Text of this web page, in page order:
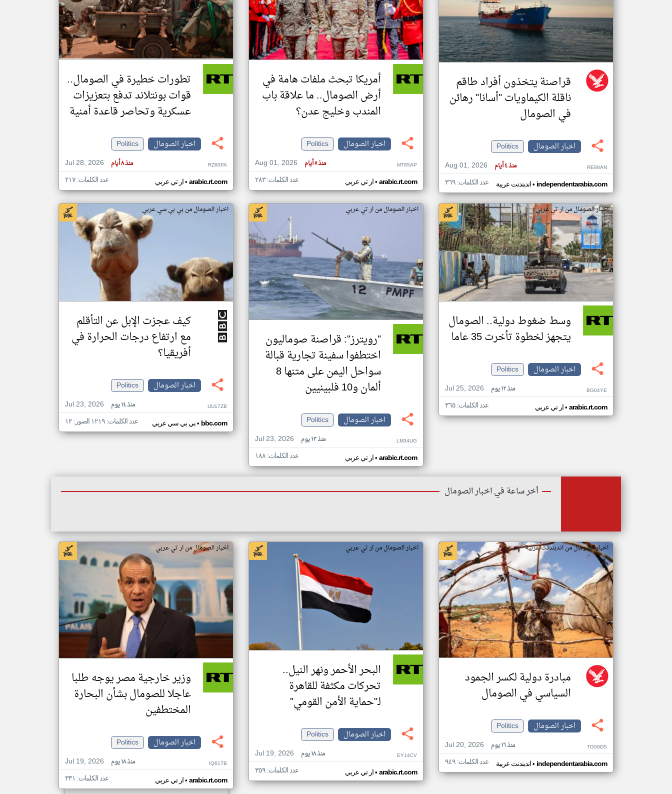
تغيير الدولة
مصادر الأخبار من الصومال
اخبار الصومال على مدار الساعة
أهم اخبار الصومال العاجلة والمباشرة
قراصنة يتخذون أفراد طاقم
ناقلة الكيماويات "أسانا" رهائن
في الصومال
اخبار الصومال
Politics
Aug 01, 2026
منذ ٤ أيام RE88AN
اندبندنت عربية• independentarabia.com عدد الكلمات: ٣٦٩
أمريكا تبحث ملفات هامة في
أرض الصومال.. ما علاقة باب
المندب وخليج عدن؟
اخبار الصومال
Politics
Aug 01, 2026
منذ ٥ أيام MT85AP
ار تي عربي• arabic.rt.com عدد الكلمات: ٢٨٣
تطورات خطيرة في الصومال..
قوات بونتلاند تدفع بتعزيزات
عسكرية وتحاصر قاعدة أمنية
اخبار الصومال
Politics
Jul 28, 2026
منذ ٨ أيام RZ60PA
ار تي عربي• arabic.rt.com عدد الكلمات: ٢١٧
اخبار الصومال من ار تي عربي
وسط ضغوط دولية.. الصومال
يتجهز لخطوة تأخرت 35 عاما
اخبار الصومال
Politics
Jul 25, 2026
منذ ١٢ يوم BG04YE
ار تي عربي• arabic.rt.com عدد الكلمات: ٣٦٥
اخبار الصومال من ار تي عربي
"رويترز": قراصنة صوماليون
اختطفوا سفينة تجارية قبالة
سواحل اليمن على متنها 8
ألمان و10 فلبينيين
اخبار الصومال
Politics
Jul 23, 2026
منذ ١٣ يوم LM34UG
ار تي عربي• arabic.rt.com عدد الكلمات: ١٨٨
اخبار الصومال من بي بي سي عربي
كيف عجزت الإبل عن التأقلم
مع ارتفاع درجات الحرارة في
أفريقيا؟
اخبار الصومال
Politics
Jul 23, 2026
منذ ١٤ يوم UU17ZB
بي بي سي عربي• bbc.com عدد الكلمات: ١٢١٩ الصور: ١٢
أخر ساعة في اخبار الصومال
اخبار الصومال من اندبندنت عربية
مبادرة دولية لكسر الجمود
السياسي في الصومال
اخبار الصومال
Politics
Jul 20, 2026
منذ ١٦ يوم TG09DS
اندبندنت عربية• independentarabia.com عدد الكلمات: ٩٤٩
اخبار الصومال من ار تي عربي
البحر الأحمر ونهر النيل..
تحركات مكثفة للقاهرة
لـ"حماية الأمن القومي"
اخبار الصومال
Politics
Jul 19, 2026
منذ ١٨ يوم EY14CV
ار تي عربي• arabic.rt.com عدد الكلمات: ٣٥٩
اخبار الصومال من ار تي عربي
وزير خارجية مصر يوجه طلبا
عاجلا للصومال بشأن البحارة
المختطفين
اخبار الصومال
Politics
Jul 19, 2026
منذ ١٨ يوم IQ61TB
ار تي عربي• arabic.rt.com عدد الكلمات: ٣٣١
klyoum.com